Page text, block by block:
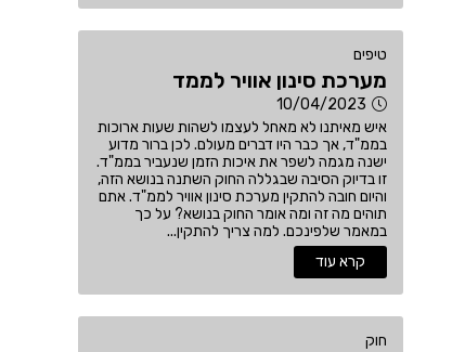
טיפים
מערכת סינון אוויר לממד
10/04/2023
איש מאיתנו לא מאחל לעצמו לשהות שעות ארוכות
בממ"ד, אך כבר היו דברים מעולם. לכן ברור מדוע
ישנה מגמה לשפר את איכות הזמן שנעביר בממ"ד.
זו בדיוק הסיבה שבגללה החוק השתנה בנושא הזה,
והיום חובה להתקין מערכת סינון אוויר לממ"ד. אתם
תוהים מה זה ומה אומר החוק בנושא? על כך
במאמר שלפינכם. למה צריך להתקין...
קרא עוד
חוק